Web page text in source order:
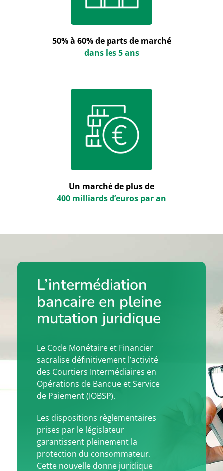
50% à 60% de parts de marché
dans les 5 ans
Un marché de plus de
400 milliards d’euros par an
L’intermédiation
bancaire en pleine
mutation juridique
Le Code Monétaire et Financier
sacralise définitivement l’activité
des Courtiers Intermédiaires en
Opérations de Banque et Service
de Paiement (IOBSP).
Les dispositions règlementaires
prises par le législateur
garantissent pleinement la
protection du consommateur.
Cette nouvelle donne juridique